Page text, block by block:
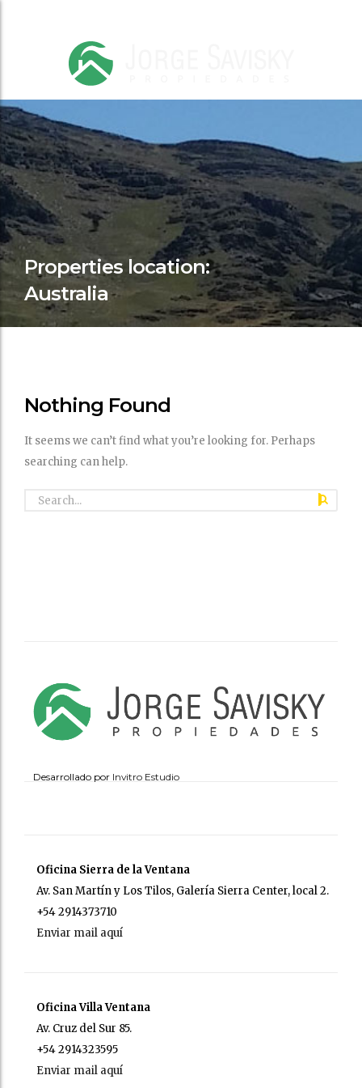
Properties location:
Australia
Nothing Found
It seems we can’t find what you’re looking for. Perhaps
searching can help.
Desarrollado por Invitro Estudio
Oficina Sierra de la Ventana
Av. San Martín y Los Tilos, Galería Sierra Center, local 2.
+54 2914373710
Enviar mail aquí
Oficina Villa Ventana
Av. Cruz del Sur 85.
+54 2914323595
Enviar mail aquí